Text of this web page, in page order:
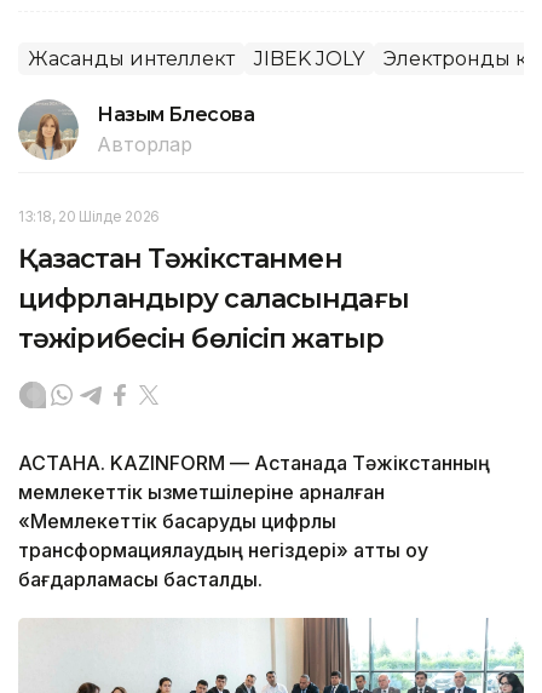
Жасанды интеллект JIBEK JOLY Электронды
Назым Бөлесова
Авторлар
13:18, 20 Шілде 2026
Қазақстан Тәжікстанмен
цифрландыру саласындағы
тәжірибесін бөлісіп жатыр
АСТАНА. KAZINFORM — Астанада Тәжікстанның
мемлекеттік қызметшілеріне арналған
«Мемлекеттік басқаруды цифрлық
трансформациялаудың негіздері» атты оқу
бағдарламасы басталды.